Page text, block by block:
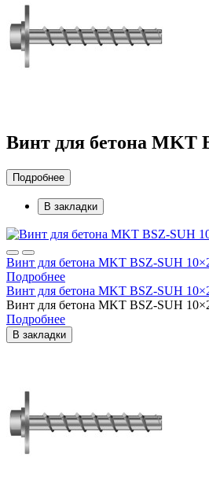
Винт для бетона MKT
Подробнее
В закладки
Винт для бетона MKT BSZ-SUH
Подробнее
Винт для бетона MKT BSZ-SUH
Винт для бетона MKT BSZ-SUH
Подробнее
В закладки